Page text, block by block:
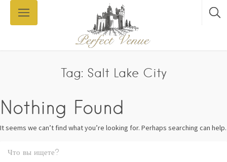
Tag: Salt Lake City
Nothing Found
It seems we can’t find what you’re looking for. Perhaps searching can help.